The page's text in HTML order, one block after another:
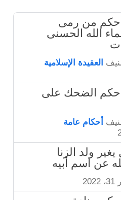
- ما حكم من رمى
الله الحسنى
العقيدة الإسلامية
- ما حكم الضحك على
أحكام عامة
هل يغير ولد الزنا
عن اسم أبيه